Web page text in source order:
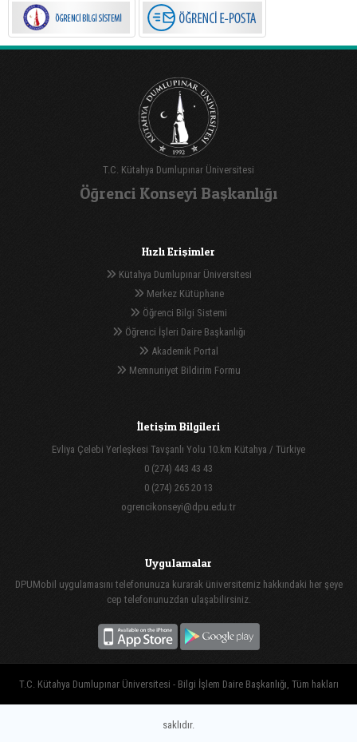
T.C. Kütahya Dumlupınar Üniversitesi
Öğrenci Konseyi Başkanlığı
Hızlı Erişimler
Kütahya Dumlupınar Üniversitesi
Merkez Kütüphane
Öğrenci Bilgi Sistemi
Öğrenci İşleri Daire Başkanlığı
Akademik Portal
Memnuniyet Bildirim Formu
İletişim Bilgileri
Evliya Çelebi Yerleşkesi Tavşanlı Yolu 10.km Kütahya / Türkiye
0 (274) 443 43 43
0 (274) 265 20 13
ogrencikonseyi@dpu.edu.tr
Uygulamalar
DPUMobil uygulamasını telefonunuza kurarak üniversitemiz hakkındaki her şeye
cep telefonunuzdan ulaşabilirsiniz.
T.C. Kütahya Dumlupınar Üniversitesi - Bilgi İşlem Daire Başkanlığı, Tüm hakları
saklıdır.